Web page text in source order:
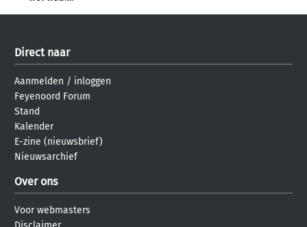
Direct naar
Aanmelden / inloggen
Feyenoord Forum
Stand
Kalender
E-zine (nieuwsbrief)
Nieuwsarchief
Over ons
Voor webmasters